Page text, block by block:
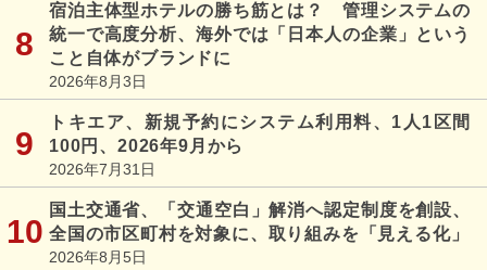
宿泊主体型ホテルの勝ち筋とは？ 管理システムの
統一で高度分析、海外では「日本人の企業」という
こと自体がブランドに
2026年8月3日
トキエア、新規予約にシステム利用料、1人1区間
100円、2026年9月から
2026年7月31日
国土交通省、「交通空白」解消へ認定制度を創設、
全国の市区町村を対象に、取り組みを「見える化」
2026年8月5日